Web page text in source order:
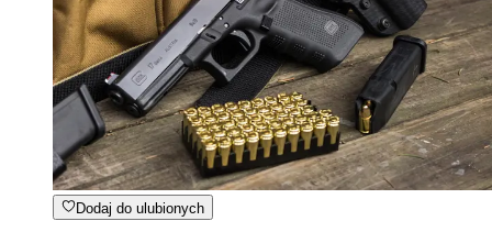
Dodaj do ulubionych